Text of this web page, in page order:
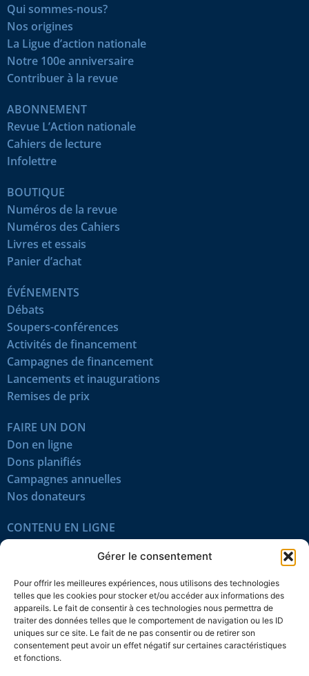
Gérer le consentement
Pour offrir les meilleures expériences, nous utilisons des technologies
telles que les cookies pour stocker et/ou accéder aux informations des
appareils. Le fait de consentir à ces technologies nous permettra de
traiter des données telles que le comportement de navigation ou les ID
uniques sur ce site. Le fait de ne pas consentir ou de retirer son
consentement peut avoir un effet négatif sur certaines caractéristiques
et fonctions.
Qui sommes-nous?
Nos origines
La Ligue d’action nationale
Notre 100e anniversaire
Contribuer à la revue
ABONNEMENT
Revue L’Action nationale
Cahiers de lecture
Infolettre
BOUTIQUE
Numéros de la revue
Numéros des Cahiers
Livres et essais
Panier d’achat
ÉVÉNEMENTS
Débats
Soupers-conférences
Activités de financement
Campagnes de financement
Lancements et inaugurations
Remises de prix
FAIRE UN DON
Don en ligne
Dons planifiés
Campagnes annuelles
Nos donateurs
CONTENU EN LIGNE
Tous les articles
Œuvres du mois
En vidéo
SUIVEZ-NOUS